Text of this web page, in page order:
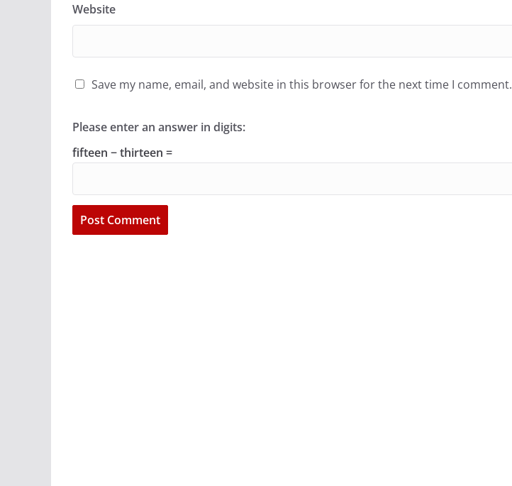
Website
Save my name, email, and website in this browser for the next time I comment.
Please enter an answer in digits:
fifteen − thirteen =